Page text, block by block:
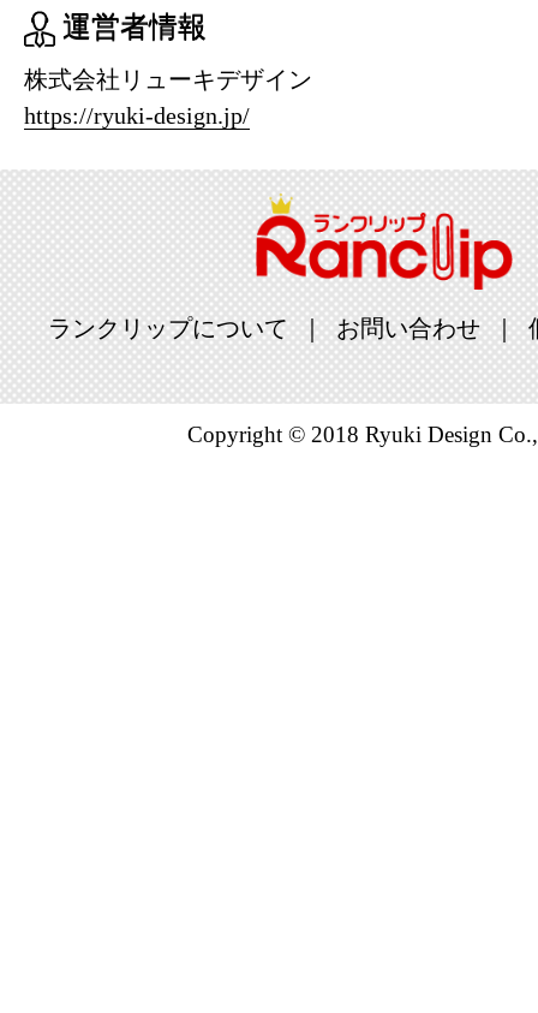
運営者情報
株式会社リューキデザイン
https://ryuki-design.jp/
ランクリップについて お問い合わせ
Copyright © 2018 Ryuki Design